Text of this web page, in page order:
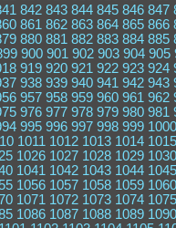
842 843 844 845 846 847
861 862 863 864 865 866
880 881 882 883 884 885
900 901 902 903 904 905
919 920 921 922 923 924
938 939 940 941 942 943
957 958 959 960 961 962
976 977 978 979 980 981
995 996 997 998 999 1000
1011 1012 1013 1014 1015
1026 1027 1028 1029 1030
1041 1042 1043 1044 1045
1056 1057 1058 1059 1060
1071 1072 1073 1074 1075
1086 1087 1088 1089 1090